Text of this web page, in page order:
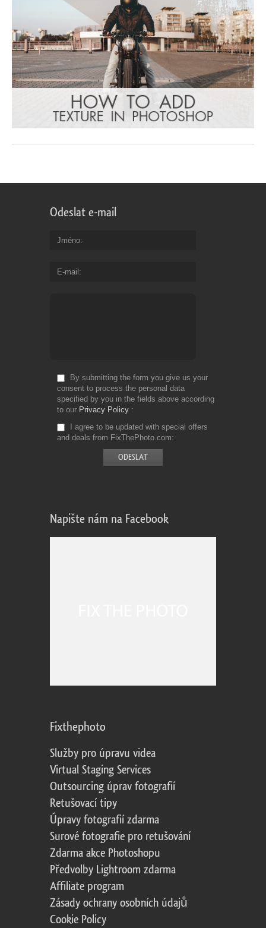
Odeslat e-mail
Jméno
E-mail
By submitting the form you give us your
consent to process the personal data
specified by you in the fields above according
to our Privacy Policy
I agree to be updated with special offers
and deals from FixThePhoto.com
Napište nám na Facebook
Fixthephoto
Služby pro úpravu videa
Virtual Staging Services
Outsourcing úprav fotografií
Retušovací tipy
Úpravy fotografií zdarma
Surové fotografie pro retušování
Zdarma akce Photoshopu
Předvolby Lightroom zdarma
Affiliate program
Zásady ochrany osobních údajů
Cookie Policy